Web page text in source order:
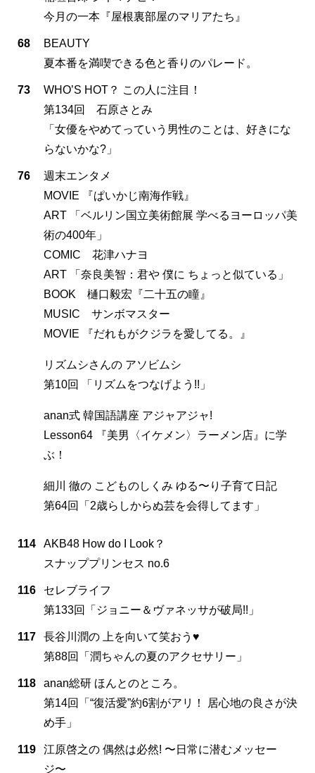
今月の一本『屋根裏部屋のマリアたち』
68
BEAUTY
夏本番を満喫できる色と香りのパレード。
73
WHO’S HOT？ この人に注目！
第134回 石原さとみ
「女優をやめてっていう男性のことは、好きにな
らないかな?」
76
週末エンタメ
MOVIE 『ぱいかじ南海作戦』
ART 「ベルリン国立美術館展 学べるヨーロッパ美
術の400年」
COMIC 花津ハナヨ
ART 「奈良美智：君や 僕に ちょっと似ている」
BOOK 樋口毅宏『二十五の瞳』
MUSIC サンボマスター
MOVIE 『だれもがクジラを愛してる。』
リズムシさんの アソビムシ
第10回 「リズムをつなげよう!!」
anan式 韓国語講座 アジャアジャ!
Lesson64 『美男〈イケメン〉ラーメン店』に学
ぶ！
細川 徹の こどものしくみ ゆる〜り子育て日記
第64回「2歳らしからぬ芸を会得してます」
114
AKB48 How do I Look？
スナッププリンセス no.6
116
セレブライフ
第133回「ジョニー＆ヴァネッサが破局!!」
117
長谷川潤の 上を向いて笑おう♥
第88回「潤ちゃんの夏のアクセサリー」
118
anan総研 ほんとのところ。
第14回「“復活愛”約6割がアリ！ 居心地の良さが決
め手」
119
江原啓之の 偶然は必然! 〜日常に潜むメッセー
ジ〜